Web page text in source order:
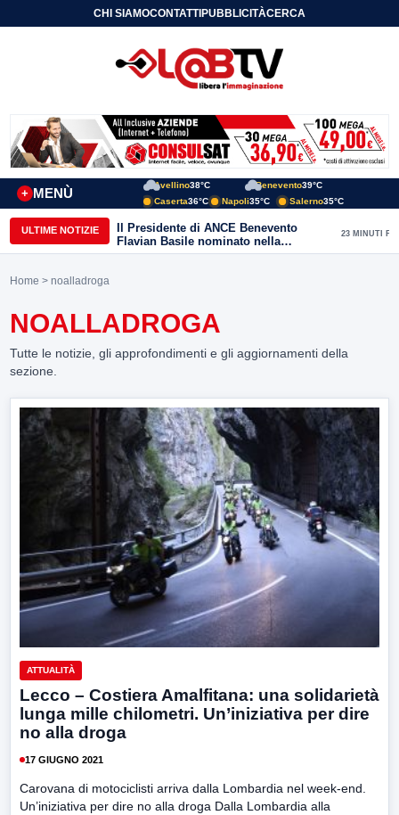
CHI SIAMOCONTATTIPUBBLICITÀCERCA
MENÙ
+
Avellino38°C Benevento39°C
Caserta36°C Napoli35°C Salerno35°C
ULTIME NOTIZIE
Il Presidente di ANCE Benevento
Flavian Basile nominato nella
Commissione Tecnica
23 MINUTI FA
Home > noalladroga
NOALLADROGA
Tutte le notizie, gli approfondimenti e gli aggiornamenti della
sezione.
ATTUALITÀ
Lecco – Costiera Amalfitana: una solidarietà
lunga mille chilometri. Un’iniziativa per dire
no alla droga
17 GIUGNO 2021
Carovana di motociclisti arriva dalla Lombardia nel week-end.
Un’iniziativa per dire no alla droga Dalla Lombardia alla